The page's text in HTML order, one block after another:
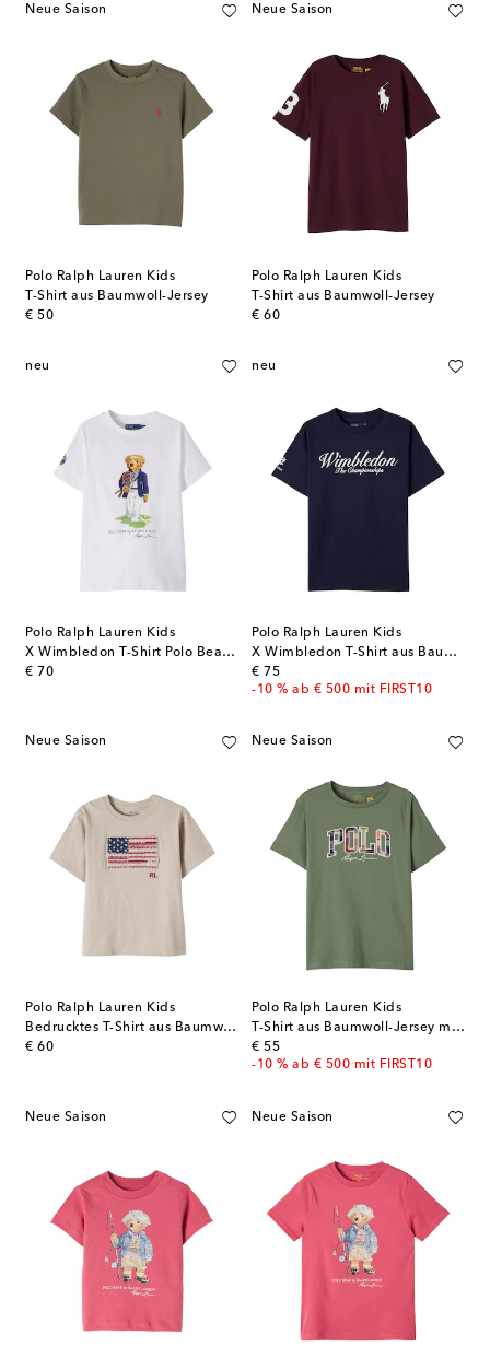
Neue Saison
Polo Ralph Lauren Kids
T-Shirt aus Baumwoll-Jersey
€ 50
original price
Neue Saison
Polo Ralph Lauren Kids
T-Shirt aus Baumwoll-Jersey
€ 60
original price
neu
Polo Ralph Lauren Kids
X Wimbledon T-Shirt Polo Bear aus Baumwolle
€ 70
original price
neu
Polo Ralph Lauren Kids
X Wimbledon T-Shirt aus Baumwoll-Jersey
€ 75
original price
-10 % ab € 500 mit FIRST10
Neue Saison
Polo Ralph Lauren Kids
Bedrucktes T-Shirt aus Baumwoll-Jersey
€ 60
original price
Neue Saison
Polo Ralph Lauren Kids
T-Shirt aus Baumwoll-Jersey mit Logo
€ 55
original price
-10 % ab € 500 mit FIRST10
Neue Saison Neue Saison